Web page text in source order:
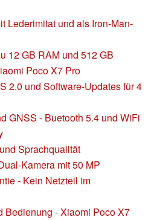
Lederimitat und als Iron-Man-
12 GB RAM und 512 GB
Poco X7 Pro
2.0 und Software-Updates für 4
GNSS - Buetooth 5.4 und WiFi
Sprachqualität
Kamera mit 50 MP
- Kein Netzteil im
Bedienung - Xiaomi Poco X7